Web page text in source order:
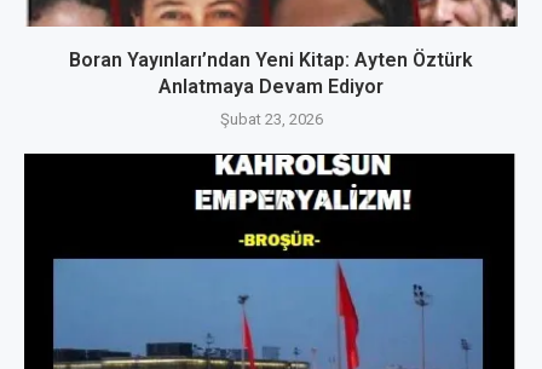
Boran Yayınları’ndan Yeni Kitap: Ayten Öztürk
Anlatmaya Devam Ediyor
Şubat 23, 2026